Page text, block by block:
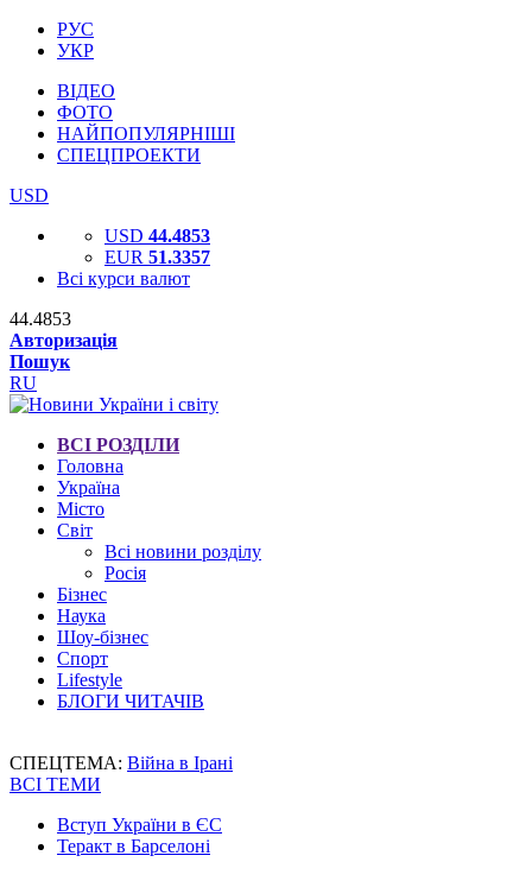
РУС
УКР
ВІДЕО
ФОТО
НАЙПОПУЛЯРНІШІ
СПЕЦПРОЕКТИ
USD
USD 44.4853
EUR 51.3357
Всі курси валют
44.4853
Авторизація
Пошук
RU
ВСІ РОЗДІЛИ
Головна
Україна
Місто
Світ
Всі новини розділу
Росія
Бізнес
Наука
Шоу-бізнес
Спорт
Lifestyle
БЛОГИ ЧИТАЧІВ
СПЕЦТЕМА: Війна в Ірані
ВСІ ТЕМИ
Вступ України в ЄС
Теракт в Барселоні